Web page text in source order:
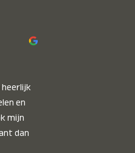
heerlijk
en
mijn
dan